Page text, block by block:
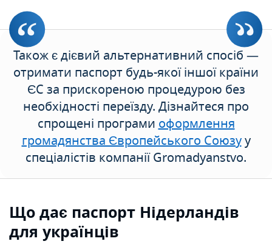
Також є дієвий альтернативний спосіб —
отримати паспорт будь-якої іншої країни
ЄС за прискореною процедурою без
необхідності переїзду. Дізнайтеся про
спрощені програми оформлення
громадянства Європейського Союзуу
спеціалістів компанії Gromadyanstvo.
Що дає паспорт Нідерландів
для українців